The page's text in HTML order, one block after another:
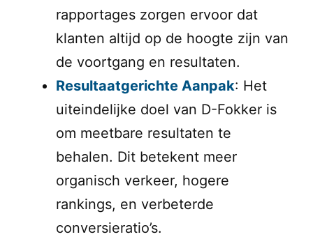
rapportages zorgen ervoor dat
klanten altijd op de hoogte zijn van
de voortgang en resultaten.
Resultaatgerichte Aanpak: Het
uiteindelijke doel van D-Fokker is
om meetbare resultaten te
behalen. Dit betekent meer
organisch verkeer, hogere
rankings, en verbeterde
conversieratio’s.